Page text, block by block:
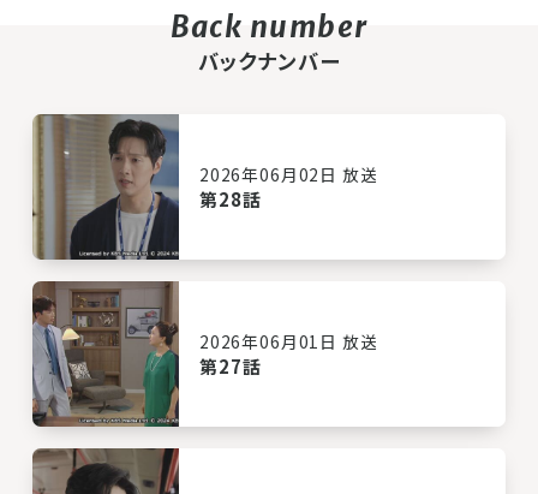
バックナンバー
2026年06月02日 放送
第28話
2026年06月01日 放送
第27話